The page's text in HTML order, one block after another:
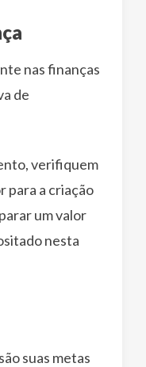
nas finanças
de
verifiquem
para a criação
um valor
nesta
suas metas